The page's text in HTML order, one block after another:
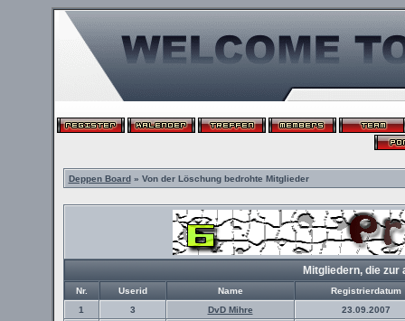
Deppen Board» Von der Löschung bedrohte Mitglieder
Mitgliedern, die
Nr. Userid Name
Registrierdatum
1
3 DvD Mihre
23.09.2007